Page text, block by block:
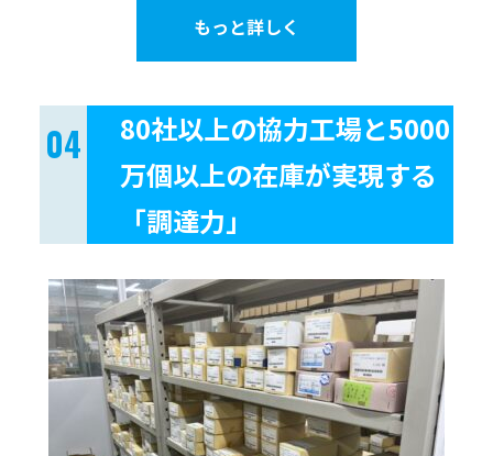
もっと詳しく
80社以上の協力工場と5000
万個以上の在庫が実現する
「調達力」